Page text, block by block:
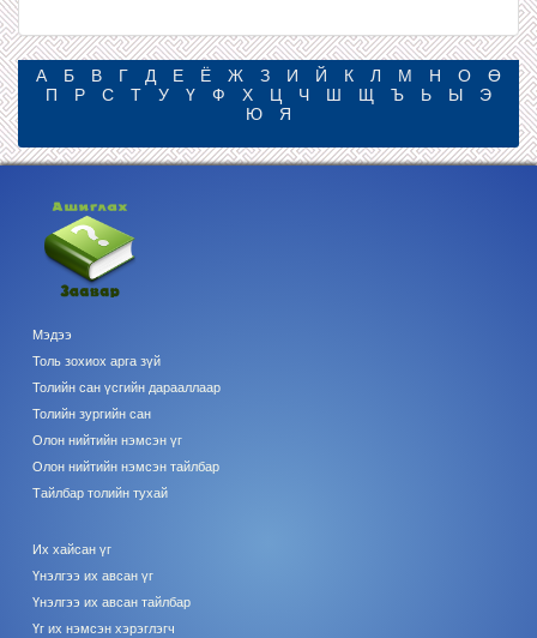
А Б В Г Д Е Ё Ж З И Й К Л М Н О
Ө
П
Р С Т У Ү Ф Х Ц Ч Ш Щ Ъ Ь Ы
Э
Ю
Я
Мэдээ
Толь зохиох арга зүй
Толийн сан үсгийн дарааллаар
Толийн зургийн сан
Олон нийтийн нэмсэн үг
Олон нийтийн нэмсэн тайлбар
Тайлбар толийн тухай
Их хайсан үг
Үнэлгээ их авсан үг
Үнэлгээ их авсан тайлбар
Үг их нэмсэн хэрэглэгч